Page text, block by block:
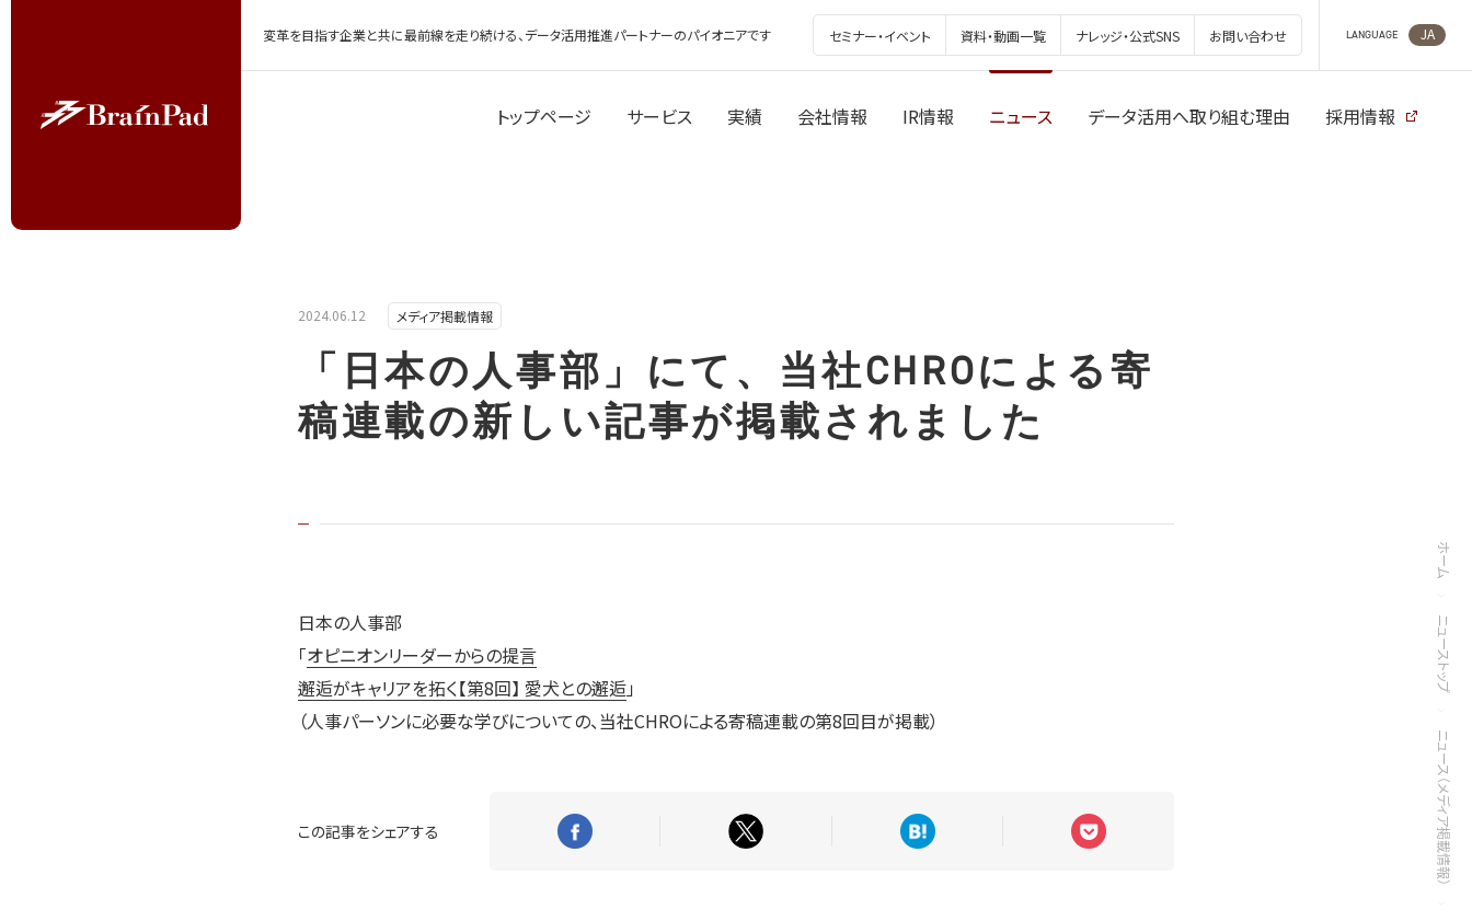
変革を目指す企業と共に最前線を走り続ける、データ活用推進パートナーのパイオニアです セミナー・イベント 資料・動画一覧 ナレッジ・公式SNS お問い合わせ LANGUAGE JA
トップページ サービス 実績 会社情報 IR情報 ニュース データ活用へ取り組む理由 採用情報
2024.06.12 メディア掲載情報
「日本の人事部」にて、当社CHROによる寄
稿連載の新しい記事が掲載されました
ホーム
ニューストップ
ニュース（メディア掲載情報）
日本の人事部
「オピニオンリーダーからの提言
邂逅がキャリアを拓く【第8回】 愛犬との邂逅」
（人事パーソンに必要な学びについての、当社CHROによる寄稿連載の第8回目が掲載）
この記事をシェアする